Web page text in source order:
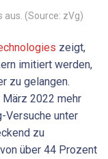
(Source: zVg)
zeigt,
imitiert werden,
zu gelangen.
2022 mehr
Versuche unter
zu
über 44 Prozent